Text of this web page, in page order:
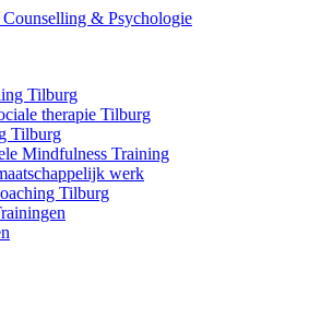
Tilburg
therapie Tilburg
Tilburg
Mindfulness Training
werk
Tilburg